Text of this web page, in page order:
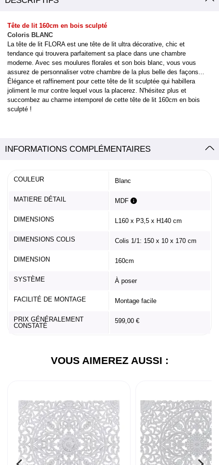
Tête de lit 160cm en bois sculpté
Coloris BLANC
La tête de lit FLORA est une tête de lit ultra décorative, chic et
tendance qui trouvera parfaitement sa place dans une chambre
moderne. Avec ses moulures florales et son bois blanc, vous vous
assurez de personnaliser votre chambre de la plus belle des façons...
Élégance et raffinement pour cette tête de lit sculptée qui habillera
joliment le mur contre lequel vous la placerez. N'hésitez plus et
succombez au charme intemporel de cette tête de lit 160cm en bois
sculpté !
INFORMATIONS COMPLÉMENTAIRES
COULEUR Blanc
MATIERE DÉTAIL MDF
DIMENSIONS L160 x P3,5 x H140 cm
DIMENSIONS COLIS Colis 1/1: 150 x 10 x 170 cm
DIMENSION 160cm
SYSTÈME À poser
FACILITÉ DE MONTAGE Montage facile
PRIX GÉNÉRALEMENT
CONSTATÉ
599,00 €
VOUS AIMEREZ AUSSI :